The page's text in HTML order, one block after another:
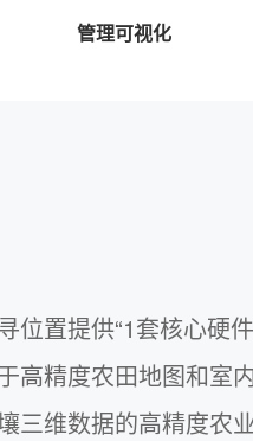
管理可视化
位置提供“1套核心硬
高精度农田地图和室
三维数据的高精度农